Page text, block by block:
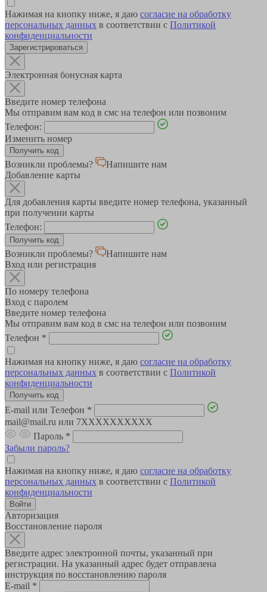
Нажимая на кнопку ниже, я даю согласие на обработку
персональных данных в соответствии с Политикой
конфиденциальности
Зарегистрироваться
Электронная бонусная карта
Введите номер телефона
Мы отправим вам код в смс на телефон или позвоним
Телефон:
Изменить номер
Возникли проблемы?
Напишите нам
Добавление карты
Для добавления карты введите номер телефона, указанный
при получении карты
Телефон:
Возникли проблемы?
Напишите нам
Вход или регистрация
По номеру телефона
Вход с паролем
Введите номер телефона
Мы отправим вам код в смс на телефон или позвоним
Телефон *
Нажимая на кнопку ниже, я даю согласие на обработку
персональных данных в соответствии с Политикой
конфиденциальности
E-mail или Телефон *
mail@mail.ru или 7XXXXXXXXXX
Пароль *
Забыли пароль?
Нажимая на кнопку ниже, я даю согласие на обработку
персональных данных в соответствии с Политикой
конфиденциальности
Авторизация
Восстановление пароля
Введите адрес электронной почты, указанный при
регистрации. На указанный адрес будет отправлена
инструкция по восстановлению пароля
E-mail *